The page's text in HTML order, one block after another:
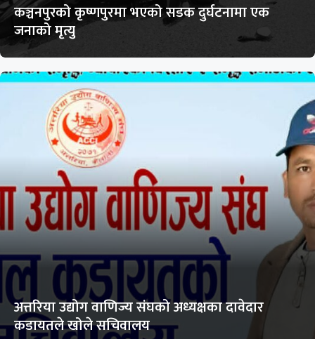
कञ्चनपुरको कृष्णपुरमा भएको सडक दुर्घटनामा एक
जनाको मृत्यु
अत्तरिया उद्योग वाणिज्य संघको अध्यक्षका दावेदार
कडायतले खोले सचिवालय